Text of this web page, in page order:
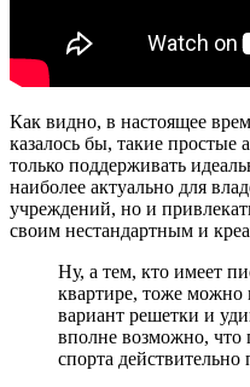
Как видно, в настоящее
казалось бы, такие простые
только поддерживать
наиболее актуально для
учреждений, но и
своим нестандартным и
Ну, а тем, кто имеет
квартире, тоже можно
вариант решетки и
вполне возможно,
спорта